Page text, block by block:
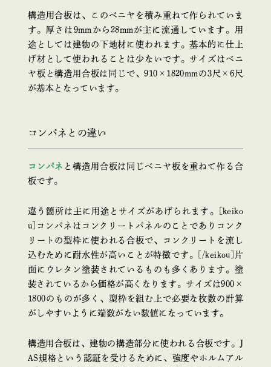
構造用合板は、このベニヤを積み重ねて作られていま
す。厚さは9mmから28mmが主に流通しています。用
途としては建物の下地材に使われます。基本的に仕上
げ材として使われることは少ないです。サイズはベニ
ヤ板と構造用合板は同じで、910×1820mmの3尺×6尺
が基本となっています。
コンパネとの違い
コンパネ と構造用合板は同じベニヤ板を重ねて作る合
板です。
違う箇所は主に用途とサイズがあげられます。[keiko
u]コンパネはコンクリートパネルのことでありコンク
リートの型枠に使われる合板で、コンクリートを流し
込むために耐水性が高いことが特徴です。[/keikou]片
面にウレタン塗装されているものも多くあります。塗
装されているから価格が高くなります。サイズは900×
1800のものが多く、型枠を組む上で必要な枚数の計算
がしやすいように端数がない数値になっています。
構造用合板は、建物の構造部分に使われる合板です。J
AS規格という認証を受けるために、強度やホルムアル